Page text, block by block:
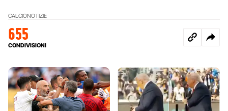
CALCIONOTIZIE
655
CONDIVISIONI